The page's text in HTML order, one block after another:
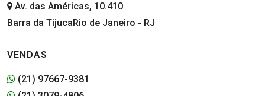
Av. das Américas, 10.410
Barra da TijucaRio de Janeiro - RJ
VENDAS
(21) 97667-9381